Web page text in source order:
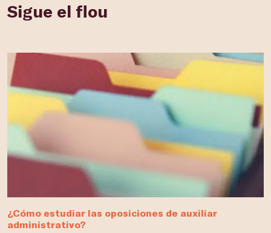
Sigue el flou
¿Cómo estudiar las oposiciones de auxiliar
administrativo?